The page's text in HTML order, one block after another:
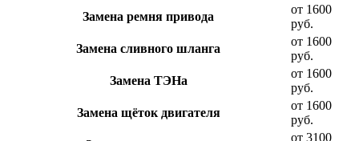
Замена ремня привода
от 1600
руб.
Замена сливного шланга
от 1600
руб.
Замена ТЭНа
от 1600
руб.
Замена щёток двигателя
от 1600
руб.
от 3100